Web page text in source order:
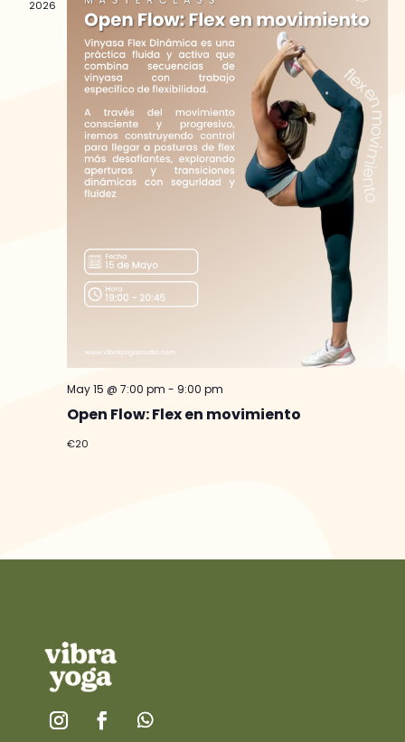
2026
May 15 @ 7:00 pm - 9:00 pm
Open Flow: Flex en movimiento
€20